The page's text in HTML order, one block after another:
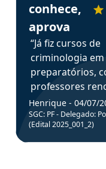
conhece,
aprova
“Já fiz cursos de
criminologia em
preparatórios,
professores
fiz curso em pós
graduação.
Professor do
sem dúvida, o
Henrique - 04/07/
SGC: PF - Delegado:
(Edital 2025_001_2)